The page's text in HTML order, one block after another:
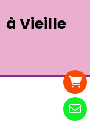
à Vieille